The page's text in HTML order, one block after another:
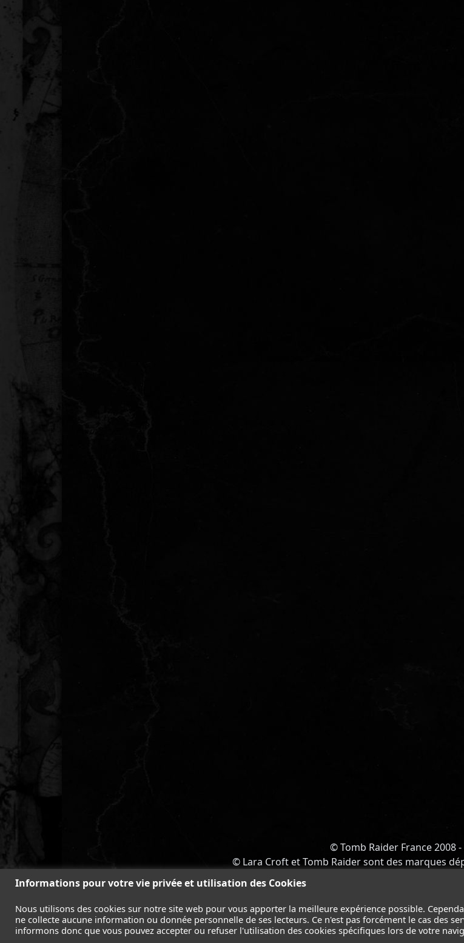
Informations pour votre vie privée et utilisation des Cookies
Nous utilisons des cookies sur notre site web pour vous apporter la meilleure expérience possible.
ne collecte aucune information ou donnée personnelle de ses lecteurs. Ce n'est pas forcément le cas des
informons donc que vous pouvez accepter ou refuser l'utilisation des cookies spécifiques lors de votre
© Tomb Raider France 2008 -
© Lara Croft et Tomb Raider sont des marques
ACCUEIL
TOMB RAIDER - LEGACY OF ATLANTIS